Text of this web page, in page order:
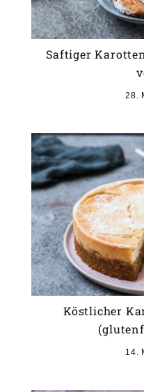
Saftiger
28.
Köstlicher
14.